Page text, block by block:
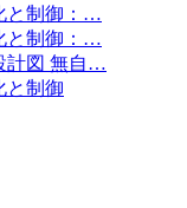
と制御：…
と制御：…
計図 無自…
と制御